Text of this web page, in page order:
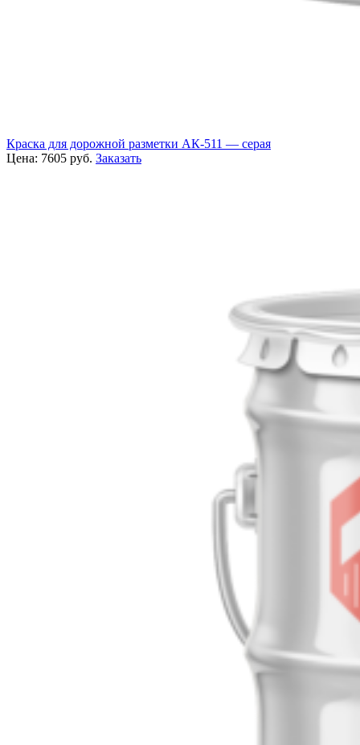
Краска для дорожной разметки АК-511 — серая
Цена: 7605 руб. Заказать